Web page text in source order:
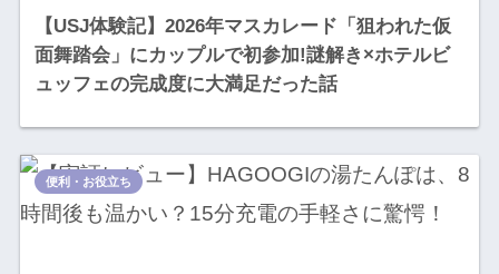
【USJ体験記】2026年マスカレード「狙われた仮
面舞踏会」にカップルで初参加!謎解き×ホテルビ
ュッフェの完成度に大満足だった話
便利・お役立ち